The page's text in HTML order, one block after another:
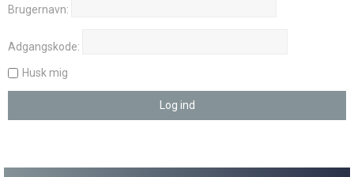
Brugernavn:
Adgangskode:
Husk mig